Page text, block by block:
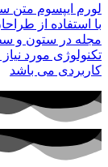
لورم ایپسوم متن
با استفاده از
مجله در ستون و
تکنولوژی مورد
کاربردی می باشد